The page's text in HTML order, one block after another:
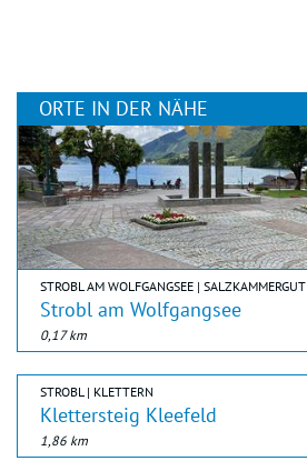
ORTE IN DER NÄHE
STROBL AM WOLFGANGSEE | SALZKAMMERGUT
Strobl am Wolfgangsee
0,17 km
STROBL | KLETTERN
Klettersteig Kleefeld
1,86 km